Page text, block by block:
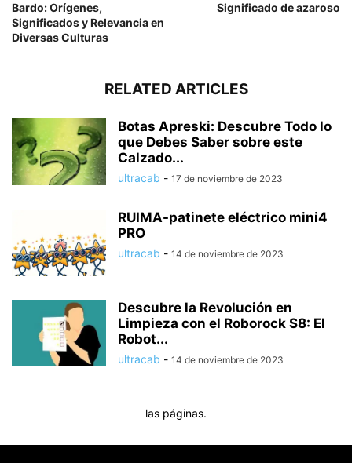
Bardo: Orígenes,
Significados y Relevancia en
Diversas Culturas
Significado de azaroso
RELATED ARTICLES
Botas Apreski: Descubre Todo lo
que Debes Saber sobre este
Calzado...
ultracab - 17 de noviembre de 2023
RUIMA-patinete eléctrico mini4
PRO
ultracab - 14 de noviembre de 2023
Descubre la Revolución en
Limpieza con el Roborock S8: El
Robot...
ultracab - 14 de noviembre de 2023
las páginas.